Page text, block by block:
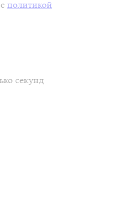
политикой
секунд